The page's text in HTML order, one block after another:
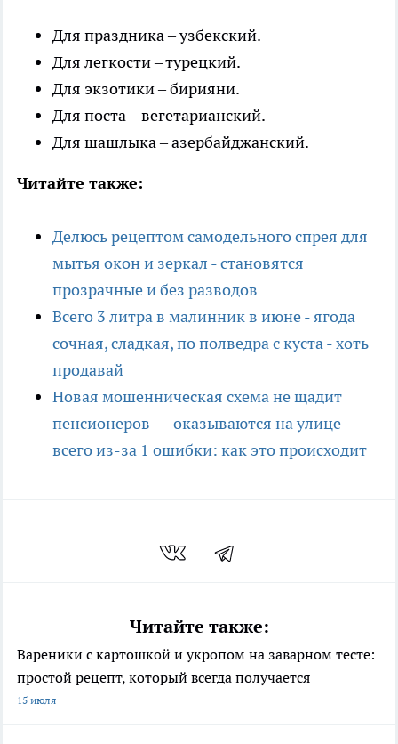
Для праздника – узбекский.
Для легкости – турецкий.
Для экзотики – бирияни.
Для поста – вегетарианский.
Для шашлыка – азербайджанский.
Читайте также:
Делюсь рецептом самодельного спрея для
мытья окон и зеркал - становятся
прозрачные и без разводов
Всего 3 литра в малинник в июне - ягода
сочная, сладкая, по полведра с куста - хоть
продавай
Новая мошенническая схема не щадит
пенсионеров — оказываются на улице
всего из-за 1 ошибки: как это происходит
Читайте также:
Вареники с картошкой и укропом на заварном тесте:
простой рецепт, который всегда получается
15 июля